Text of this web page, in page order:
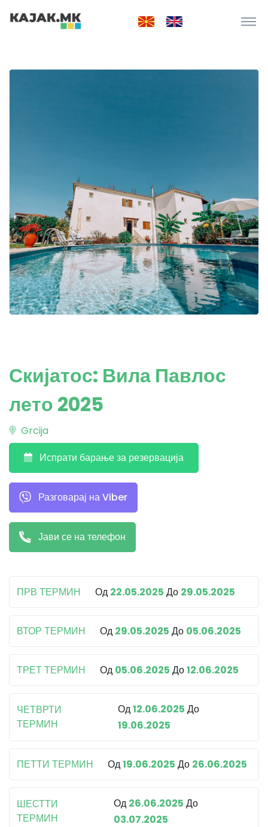
Скијатос: Вила Павлос
лето 2025
Grcija
Испрати барање за резервација
Разговарај на Viber
Јави се на телефон
ПРВ ТЕРМИН Од 22.05.2025 До 29.05.2025
ВТОР ТЕРМИН Од 29.05.2025 До 05.06.2025
ТРЕТ ТЕРМИН Од 05.06.2025 До12.06.2025
ЧЕТВРТИ
ТЕРМИН
Од12.06.2025 До
19.06.2025
ПЕТТИ ТЕРМИН Од19.06.2025 До 26.06.2025
ШЕСТТИ
ТЕРМИН
Од 26.06.2025 До
03.07.2025